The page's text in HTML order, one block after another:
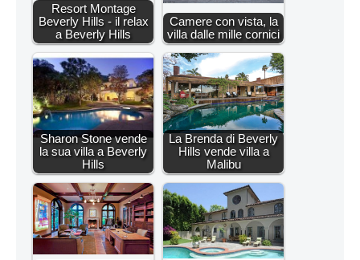
Resort Montage
Beverly Hills - il relax
a Beverly Hills
Camere con vista, la
villa dalle mille cornici
Sharon Stone vende
la sua villa a Beverly
Hills
La Brenda di Beverly
Hills vende villa a
Malibu